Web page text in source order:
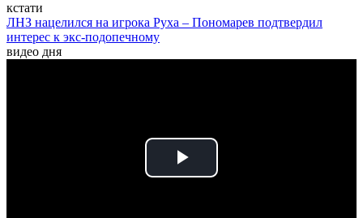
кстати
ЛНЗ нацелился на игрока Руха – Пономарев подтвердил
интерес к экс-подопечному
видео дня
Play